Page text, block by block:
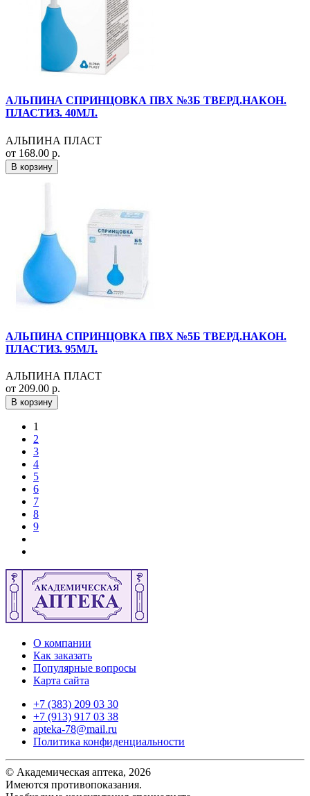
АЛЬПИНА СПРИНЦОВКА ПВХ №3Б ТВЕРД.НАКОН.
ПЛАСТИЗ. 40МЛ.
АЛЬПИНА ПЛАСТ
от 168.00 р.
В корзину
АЛЬПИНА СПРИНЦОВКА ПВХ №5Б ТВЕРД.НАКОН.
ПЛАСТИЗ. 95МЛ.
АЛЬПИНА ПЛАСТ
от 209.00 р.
В корзину
1
2
3
4
5
6
7
8
9
О компании
Как заказать
Популярные вопросы
Карта сайта
+7 (383) 209 03 30
+7 (913) 917 03 38
apteka-78@mail.ru
Политика конфиденциальности
© Академическая аптека, 2026
Имеются противопоказания.